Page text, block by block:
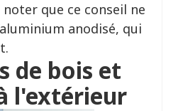
que ce conseil ne
anodisé, qui
de bois et
l'extérieur